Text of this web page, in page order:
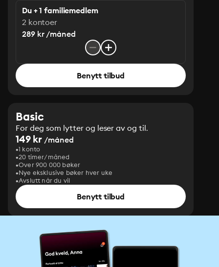
Du + 1 familiemedlem
2 kontoer
289 kr /måned
Benytt tilbud
Basic
For deg som lytter og leser av og til.
149 kr /måned
1 konto
20 timer/måned
Over 900 000 bøker
Nye eksklusive bøker hver uke
Avslutt når du vil
Benytt tilbud